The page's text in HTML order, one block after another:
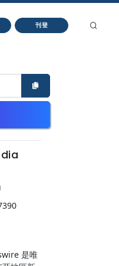
刊登
是唯